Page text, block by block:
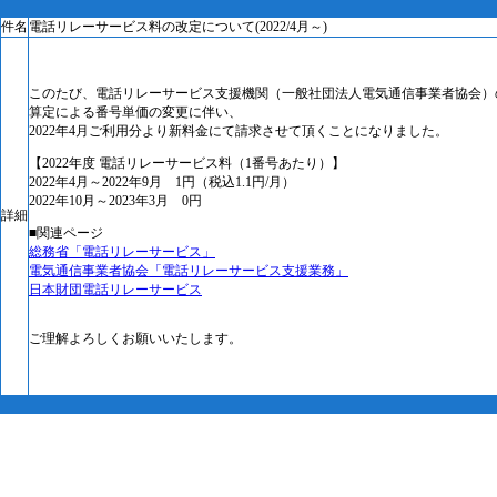
件名 電話リレーサービス料の改定について(2022/4月～)
詳細
このたび、電話リレーサービス支援機関（一般社団法人電気通信事業者協会
算定による番号単価の変更に伴い、
2022年4月ご利用分より新料金にて請求させて頂くことになりました。
【2022年度 電話リレーサービス料（1番号あたり）】
2022年4月～2022年9月 1円（税込1.1円/月）
2022年10月～2023年3月 0円
■関連ページ
総務省「電話リレーサービス」
電気通信事業者協会「電話リレーサービス支援業務」
日本財団電話リレーサービス
ご理解よろしくお願いいたします。